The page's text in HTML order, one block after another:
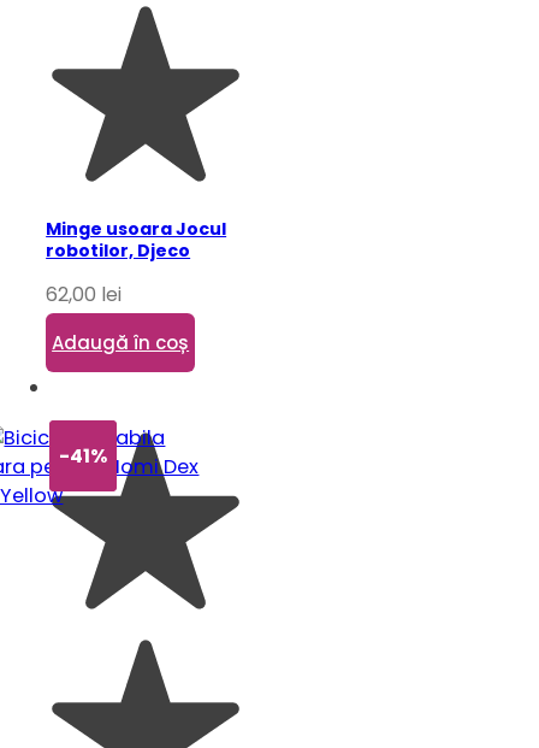
Minge usoara Jocul
robotilor, Djeco
62,00 lei
Adaugă în coș
-41%
-41%